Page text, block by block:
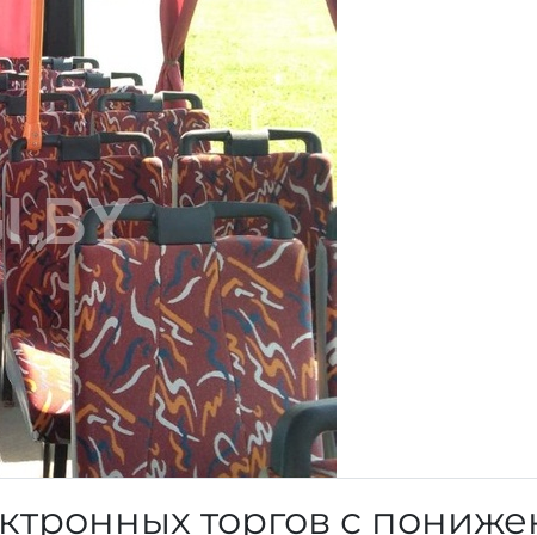
торгов с